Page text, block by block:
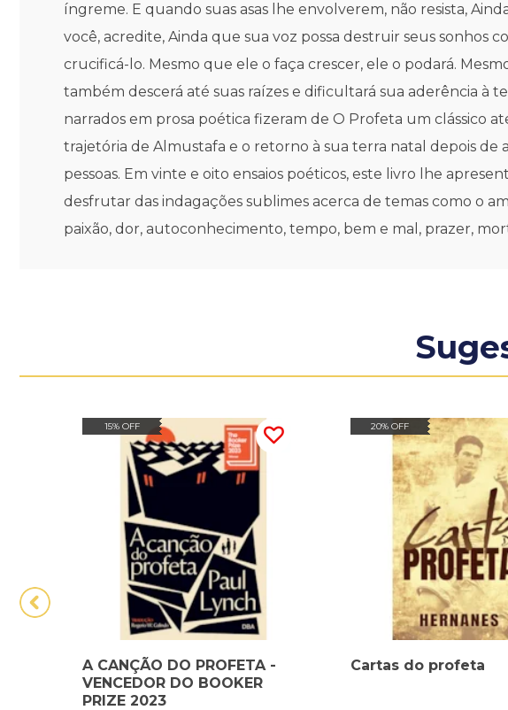
íngreme. E quando suas asas lhe envolverem, não resista,
você, acredite, Ainda que sua voz possa destruir seus sonhos
crucificá-lo. Mesmo que ele o faça crescer, ele o podará.
também descerá até suas raízes e dificultará sua aderência à
narrados em prosa poética fizeram de O Profeta um clássico
trajetória de Almustafa e o retorno à sua terra natal depois de
pessoas. Em vinte e oito ensaios poéticos, este livro lhe
desfrutar das indagações sublimes acerca de temas como o
paixão, dor, autoconhecimento, tempo, bem e mal, prazer,
15% OFF
A CANÇÃO DO PROFETA -
VENCEDOR DO BOOKER
PRIZE 2023
20% OFF
Cartas do profeta